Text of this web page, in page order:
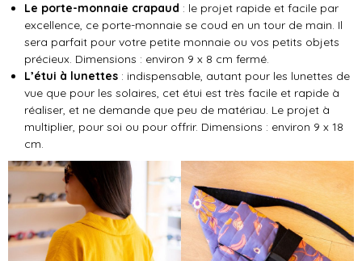
Le porte-monnaie crapaud : le projet rapide et facile par
excellence, ce porte-monnaie se coud en un tour de main. Il
sera parfait pour votre petite monnaie ou vos petits objets
précieux. Dimensions : environ 9 x 8 cm fermé.
L’étui à lunettes : indispensable, autant pour les lunettes de
vue que pour les solaires, cet étui est très facile et rapide à
réaliser, et ne demande que peu de matériau. Le projet à
multiplier, pour soi ou pour offrir. Dimensions : environ 9 x 18
cm.